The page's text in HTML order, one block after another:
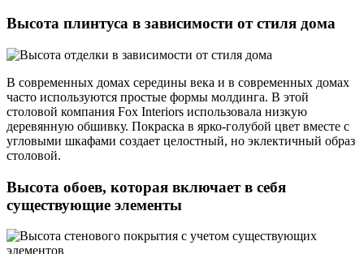
Высота плинтуса в зависимости от стиля дома
В современных домах середины века и в современных домах
часто используются простые формы молдинга. В этой
столовой компания Fox Interiors использовала низкую
деревянную обшивку. Покраска в ярко-голубой цвет вместе с
угловыми шкафами создает целостный, но эклектичный образ
столовой.
Высота обоев, которая включает в себя
существующие элементы